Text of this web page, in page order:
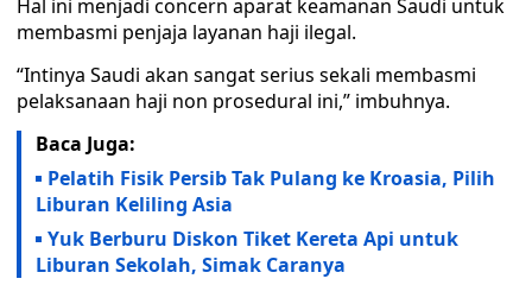
Hal ini menjadi concern aparat keamanan Saudi untuk
membasmi penjaja layanan haji ilegal.
“Intinya Saudi akan sangat serius sekali membasmi
pelaksanaan haji non prosedural ini,” imbuhnya.
Baca Juga:
Pelatih Fisik Persib Tak Pulang ke Kroasia, Pilih
Liburan Keliling Asia
Yuk Berburu Diskon Tiket Kereta Api untuk
Liburan Sekolah, Simak Caranya